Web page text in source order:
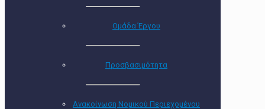
Ομάδα Έργου
Προσβασιμότητα
Ανακοίνωση Νομικού Περιεχομένου